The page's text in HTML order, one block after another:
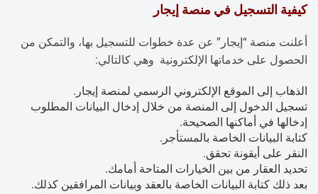
كيفية التسجيل في منصة إيجار
أعلنت منصة “إيجار” عن عدة خطوات للتسجيل بها، والتمكن من
الحصول على خدماتها الإلكترونية وهي كالتالي:
الذهاب إلى الموقع الإلكتروني الرسمي لمنصة إيجار.
تسجيل الدخول إلى المنصة من خلال إدخال البيانات المطلوب
إدخالها في أماكنها الصحيحة.
كتابة البيانات الخاصة بالمستأجر.
النقر على أيقونة تحقق.
تحديد العقار من بين الخيارات المتاحة أمامك.
بعد ذلك كتابة البيانات الخاصة بالعقد وبيانات المرافقين كذلك.